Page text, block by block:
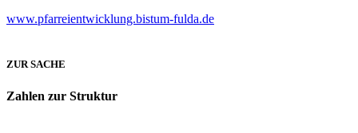
www.pfarreientwicklung.bistum-fulda.de
ZUR SACHE
Zahlen zur Struktur